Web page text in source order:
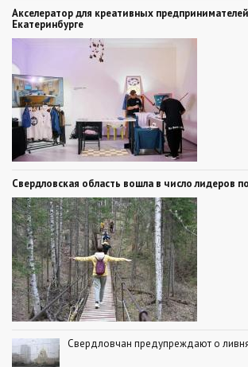
Акселератор для креативных
Екатеринбурге
Свердловская область вошла в число лидеров
Свердловчан предупреждают о